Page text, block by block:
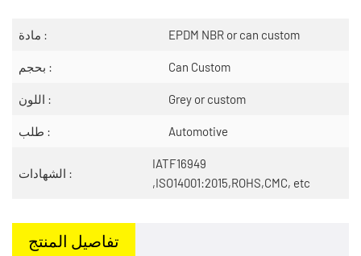
مادة : EPDM NBR or can custom
بحجم : Can Custom
اللون : Grey or custom
طلب : Automotive
الشهادات :
IATF16949
,ISO14001:2015,ROHS,CMC, etc
تفاصيل المنتج